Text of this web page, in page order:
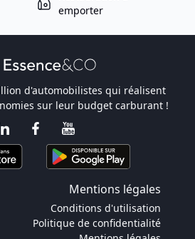
emporter
d'automobilistes qui réalisent
sur leur budget carburant !
Mentions légales
Conditions d'utilisation
Politique de confidentialité